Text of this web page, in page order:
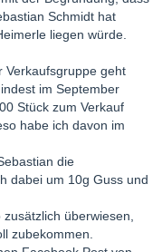
Schmidt hat
liegen würde.
Verkaufsgruppe geht
im September
Stück zum Verkauf
habe ich davon im
die
dabei um 10g Guss und
überwiesen,
zubekommen.